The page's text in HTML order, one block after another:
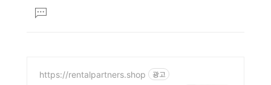
댓
글
https://rentalpartners.shop 광고